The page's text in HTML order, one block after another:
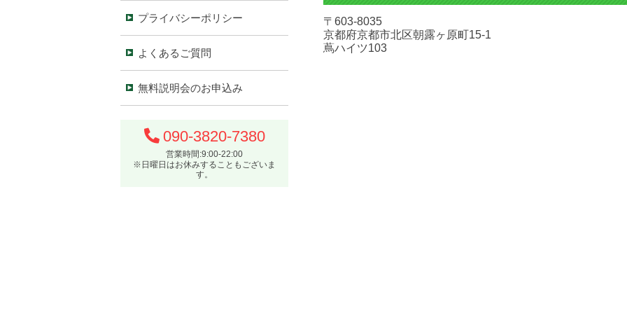
〒603-8035
京都府京都市北区朝露ヶ原町15-1
蔦ハイツ103
プライバシーポリシー
よくあるご質問
無料説明会のお申込み
090-3820-7380
営業時間:9:00-22:00
※日曜日はお休みすることもございま
す。